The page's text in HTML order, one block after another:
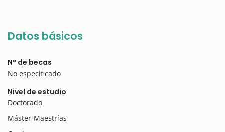
Datos básicos
Nº de becas
No especificado
Nivel de estudio
Doctorado
Máster-Maestrías